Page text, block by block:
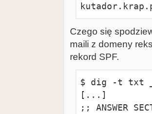
Czego się
maili z domeny
rekord SPF.
$ dig -t txt
[...]
;; ANSWER